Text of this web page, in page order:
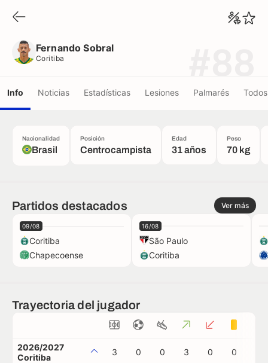
Fernando Sobral
Coritiba
Info Noticias Estadísticas Lesiones Palmarés
Nacionalidad
Brasil
Posición
Centrocampista
Edad
31 años
Peso
70 kg
Partidos destacados Ver más
09/08
Coritiba
Chapecoense
16/08
São Paulo
Coritiba
Trayectoria del jugador
2026/2027
Coritiba
3 0 0 3 0 0